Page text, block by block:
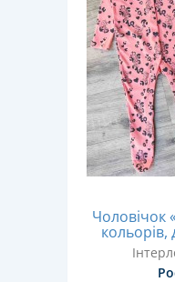
Чоловічок
кольорів,